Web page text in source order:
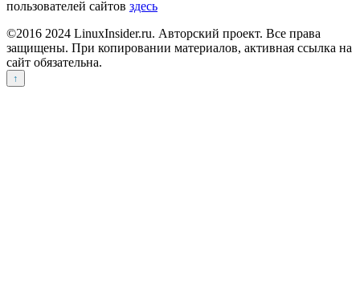
пользователей сайтов здесь
©2016 2024 LinuxInsider.ru. Авторский проект. Все права
защищены. При копировании материалов, активная ссылка на
сайт обязательна.